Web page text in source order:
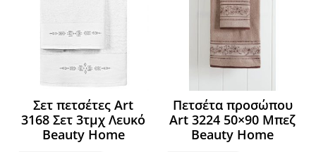
Σετ πετσέτες Art
3168 Σετ 3τμχ Λευκό
Beauty Home
Πετσέτα προσώπου
Art 3224 50×90 Μπεζ
Beauty Home